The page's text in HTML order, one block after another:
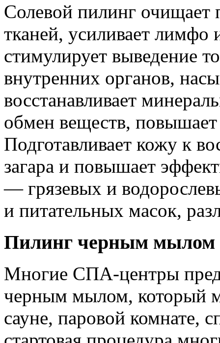
Солевой пилинг очищает
тканей, усиливает лимфо
стимулирует выведение
внутренних органов,
восстанавливает
обмен веществ, повышает
Подготавливает кожу к
загара и повышает
— грязевых и
и питательных масок,
Пилинг черным мылом
Многие CПА-центры
черным мылом, который
сауне, паровой комнате,